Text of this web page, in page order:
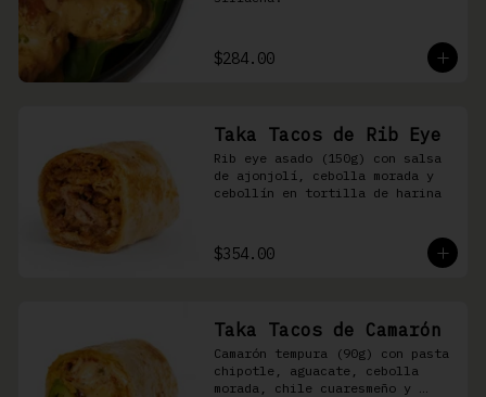
$284.00
Taka Tacos de Rib Eye
Rib eye asado (150g) con salsa
de ajonjolí, cebolla morada y
cebollín en tortilla de harina
$354.00
Taka Tacos de Camarón
Camarón tempura (90g) con pasta
chipotle, aguacate, cebolla
morada, chile cuaresmeño y